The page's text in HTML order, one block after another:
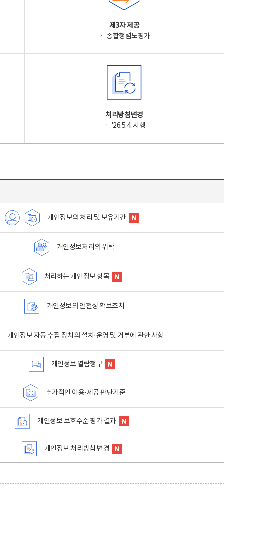
제3자 제공
ㆍ 종합청렴도평가
처리방침변경
ㆍ '26.5.4. 시행
개인정보의 처리 및 보유기간
개인정보처리의 위탁
처리하는 개인정보 항목
개인정보의 안전성 확보조치
개인정보 자동 수집 장치의 설치·운영 및 거부에 관한 사항
개인정보 열람청구
추가적인 이용·제공 판단기준
개인정보 보호수준 평가 결과
개인정보 처리방침 변경